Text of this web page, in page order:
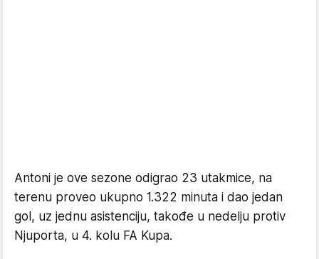
Antoni je ove sezone odigrao 23 utakmice, na
terenu proveo ukupno 1.322 minuta i dao jedan
gol, uz jednu asistenciju, takođe u nedelju protiv
Njuporta, u 4. kolu FA Kupa.